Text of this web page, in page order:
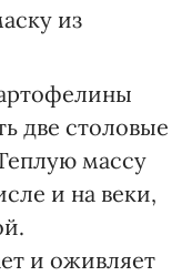
из
две столовые
массу
и на веки,
и оживляет